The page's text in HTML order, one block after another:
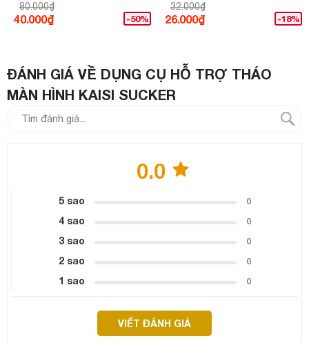
80.000₫
40.000₫ -50%
Điện...
32.000₫
26.000₫ -18%
ĐÁNH GIÁ VỀ DỤNG CỤ HỖ TRỢ THÁO
MÀN HÌNH KAISI SUCKER
0.0
5 sao 0
4 sao 0
3 sao 0
2 sao 0
1 sao 0
VIẾT ĐÁNH GIÁ